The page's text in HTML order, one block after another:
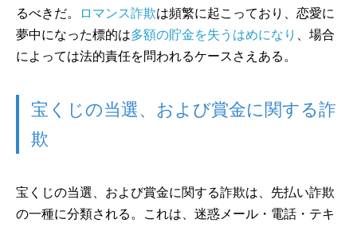
るべきだ。
ロマンス詐欺は頻繁に起こっており、恋愛に
夢中になった標的は多額の貯金を失うはめになり
、場合
によっては法的責任を問われるケースさえある。
宝くじの当選、および賞金に関する詐
欺
宝くじの当選、および賞金に関する詐欺は、先払い詐欺
の一種に分類される。これは、迷惑メール・電話・テキ